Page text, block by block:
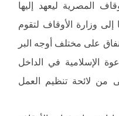
المصرية ليعهد إليها
إلى وزارة الأوقاف لتقوم
على مختلف أوجه البر
الإسلامية في الداخل
من لائحة تنظيم العمل